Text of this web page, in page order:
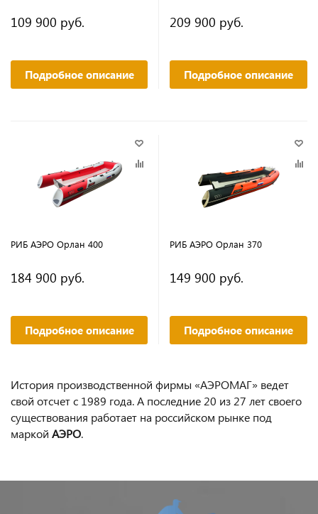
109 900 руб.
Подробное описание
209 900 руб.
Подробное описание
РИБ АЭРО Орлан 400
184 900 руб.
Подробное описание
РИБ АЭРО Орлан 370
149 900 руб.
Подробное описание
История производственной фирмы «АЭРОМАГ» ведет
свой отсчет с 1989 года. А последние 20 из 27 лет своего
существования работает на российском рынке под
маркой АЭРО.